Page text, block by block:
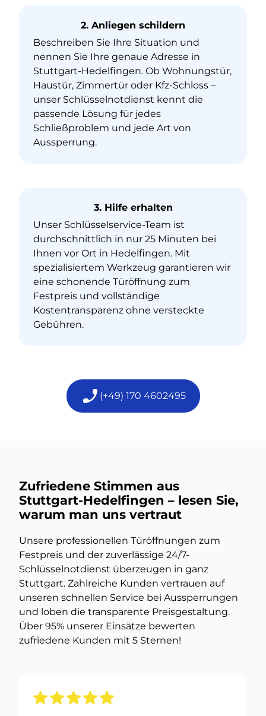
2. Anliegen schildern
Beschreiben Sie Ihre Situation und
nennen Sie Ihre genaue Adresse in
Stuttgart-Hedelfingen. Ob Wohnungstür,
Haustür, Zimmertür oder Kfz-Schloss –
unser Schlüsselnotdienst kennt die
passende Lösung für jedes
Schließproblem und jede Art von
Aussperrung.
3. Hilfe erhalten
Unser Schlüsselservice-Team ist
durchschnittlich in nur 25 Minuten bei
Ihnen vor Ort in Hedelfingen. Mit
spezialisiertem Werkzeug garantieren wir
eine schonende Türöffnung zum
Festpreis und vollständige
Kostentransparenz ohne versteckte
Gebühren.
(+49) 170 4602495
Zufriedene Stimmen aus
Stuttgart-Hedelfingen – lesen Sie,
warum man uns vertraut
Unsere professionellen Türöffnungen zum
Festpreis und der zuverlässige 24/7-
Schlüsselnotdienst überzeugen in ganz
Stuttgart. Zahlreiche Kunden vertrauen auf
unseren schnellen Service bei Aussperrungen
und loben die transparente Preisgestaltung.
Über 95% unserer Einsätze bewerten
zufriedene Kunden mit 5 Sternen!